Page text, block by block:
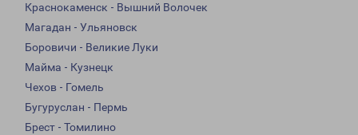
Краснокаменск - Вышний Волочек
Магадан - Ульяновск
Боровичи - Великие Луки
Майма - Кузнецк
Чехов - Гомель
Бугуруслан - Пермь
Брест - Томилино